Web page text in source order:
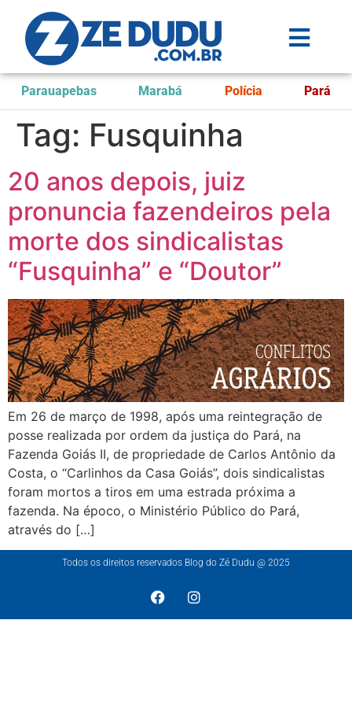
Parauapebas Marabá Polícia Pará
Tag: Fusquinha
20 anos depois, juiz
pronuncia fazendeiros pela
morte dos sindicalistas
“Fusquinha” e “Doutor”
Em 26 de março de 1998, após uma reintegração de
posse realizada por ordem da justiça do Pará, na
Fazenda Goiás II, de propriedade de Carlos Antônio da
Costa, o “Carlinhos da Casa Goiás”, dois sindicalistas
foram mortos a tiros em uma estrada próxima a
fazenda. Na époco, o Ministério Público do Pará,
através do […]
Todos os direitos reservados Blog do Zé Dudu @ 2025